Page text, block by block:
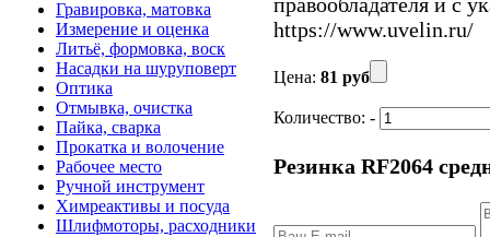
Гравировка, матовка
Измерение и оценка
Литьё, формовка, воск
Насадки на шуруповерт
Оптика
Отмывка, очистка
Пайка, сварка
Прокатка и волочение
Рабочее место
Ручной инструмент
Химреактивы и посуда
Шлифмоторы, расходники
правообладателя и с
https://www.uvelin.ru/
Цена: 81 руб
Количество: -
Резинка RF2064